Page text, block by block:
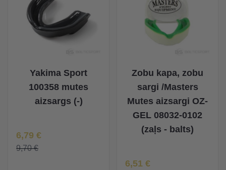
Yakima Sport
100358 mutes
aizsargs (-)
Īpaša Cena
6,79 €
9,70 €
Zobu kapa, zobu
sargi /Masters
Mutes aizsargi OZ-
GEL 08032-0102
(zaļs - balts)
Īpaša Cena
6,51 €